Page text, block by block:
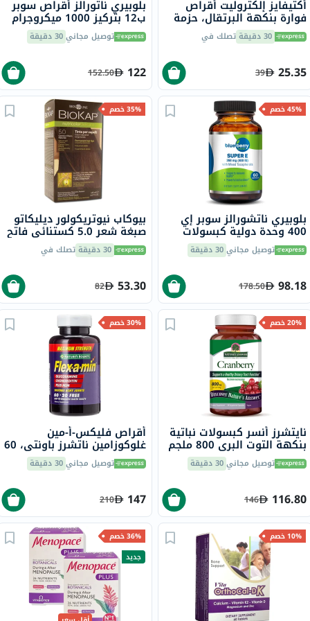
أكتيفايز إلكتروليت أقراص
فوارة بنكهة البرتقال، حزمة
من 20 30 دقيقة تصلك في
25.35
39
بلوبيري ناتورالز أقراص سوبر
ب12 بتركيز 1000 ميكروجرام
100 قرص، B0067 توصيل مجاني30 دقيقة
122
152.50
45% خصم
بلوبيري ناتشورالز سوبر إي
400 وحدة دولية كبسولات
هلامية 60 كبسولة B0210توصيل مجاني30 دقيقة
98.18
178.50
35% خصم
بيوكاب نيوتريكولور ديليكاتو
صبغة شعر 5.0 كستنائي فاتح
طبيعي 140 مل30 دقيقة تصلك في
53.30
82
20% خصم
نايتشرز أنسر كبسولات نباتية
بنكهة التوت البري 800 ملجم
لصحة المسالك البولية، حزمة
من 90 توصيل مجاني30 دقيقة
116.80
146
30% خصم
أقراص فليكس-أ-مين
غلوكوزامين ناتشرز باونتي، 60
قرص توصيل مجاني30 دقيقة
147
210
10% خصم
36% خصم
جديد